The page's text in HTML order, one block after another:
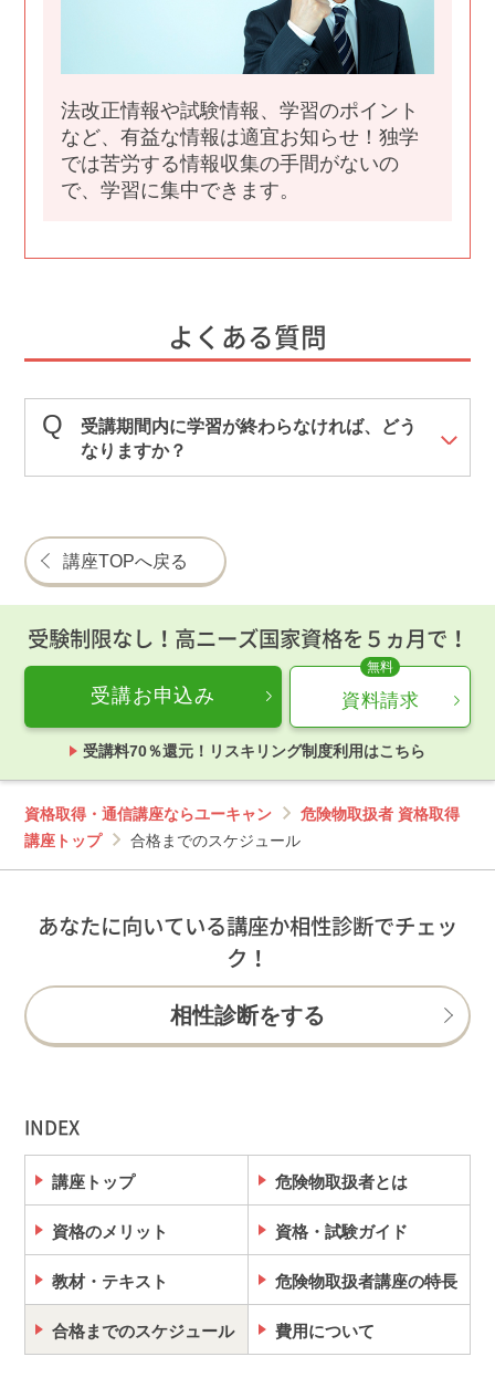
法改正情報や試験情報、学習のポイント
など、有益な情報は適宜お知らせ！独学
では苦労する情報収集の手間がないの
で、学習に集中できます。
よくある質問
受講期間内に学習が終わらなければ、どう
なりますか？
講座TOPへ戻る
受験制限なし！高ニーズ国家資格を５ヵ月で！
受講お申込み 資料請求
受講料70％還元！リスキリング制度利用はこちら
資格取得・通信講座ならユーキャン
危険物取扱者 資格取得
講座トップ
合格までのスケジュール
あなたに向いている講座か相性診断でチェッ
ク！
相性診断をする
INDEX
講座トップ 危険物取扱者とは
資格のメリット 資格・試験ガイド
教材・テキスト 危険物取扱者講座の特長
合格までのスケジュール 費用について